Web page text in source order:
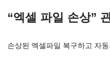
“엑셀 파일 손상”
손상된 엑셀파일 복구하고 자